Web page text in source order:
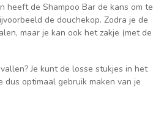
heeft de Shampoo Bar de kans om te
de douchekop. Zodra je de
maar je kan ook het zakje (met de
Je kunt de losse stukjes in het
dus optimaal gebruik maken van je